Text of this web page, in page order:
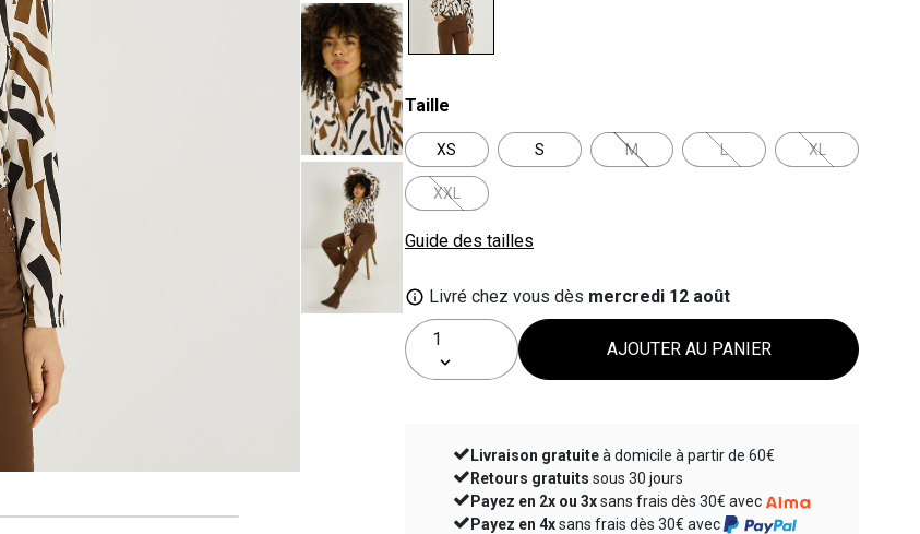
Taille
XS S M L XL
XXL
Guide des tailles
Livré chez vous dès mercredi 12 août
AJOUTER AU PANIER
Livraison gratuite
à domicile à partir de 60€
Retours gratuits
sous 30 jours
Payez en 2x ou 3x
sans frais dès 30€ avec
Payez en 4x
sans frais dès 30€ avec